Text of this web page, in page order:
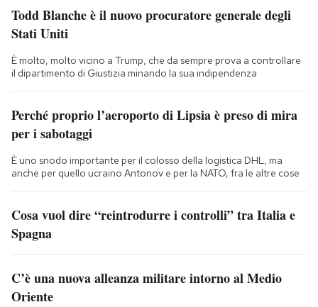
Todd Blanche è il nuovo procuratore generale degli
Stati Uniti
È molto, molto vicino a Trump, che da sempre prova a controllare
il dipartimento di Giustizia minando la sua indipendenza
Perché proprio l’aeroporto di Lipsia è preso di mira
per i sabotaggi
È uno snodo importante per il colosso della logistica DHL, ma
anche per quello ucraino Antonov e per la NATO, fra le altre cose
Cosa vuol dire “reintrodurre i controlli” tra Italia e
Spagna
C’è una nuova alleanza militare intorno al Medio
Oriente